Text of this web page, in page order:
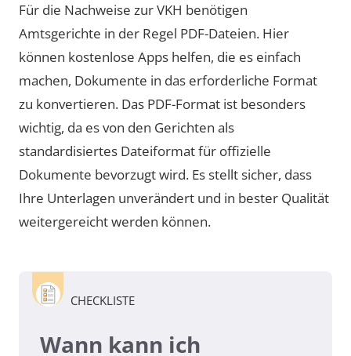
Für die Nachweise zur VKH benötigen
Amtsgerichte in der Regel PDF-Dateien. Hier
können kostenlose Apps helfen, die es einfach
machen, Dokumente in das erforderliche Format
zu konvertieren. Das PDF-Format ist besonders
wichtig, da es von den Gerichten als
standardisiertes Dateiformat für offizielle
Dokumente bevorzugt wird. Es stellt sicher, dass
Ihre Unterlagen unverändert und in bester Qualität
weitergereicht werden können.
CHECKLISTE
Wann kann ich